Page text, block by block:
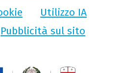
Utilizzo IA
Pubblicità sul sito